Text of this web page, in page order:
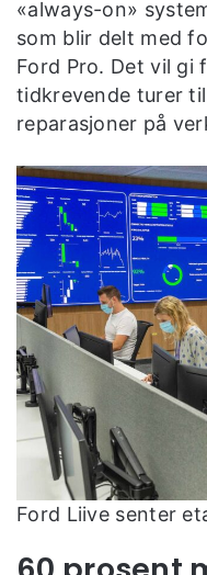
«always-on»
som blir delt med
Ford Pro. Det vil
tidkrevende turer
reparasjoner på
Ford Liive senter